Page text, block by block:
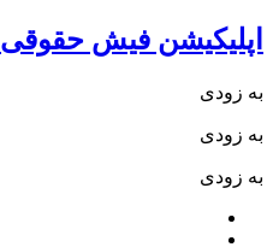
اپلیکیشن فیش حقوقی
به زودی
به زودی
به زودی